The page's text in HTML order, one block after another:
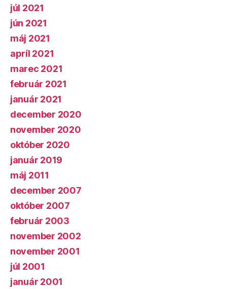
júl 2021
jún 2021
máj 2021
apríl 2021
marec 2021
február 2021
január 2021
december 2020
november 2020
október 2020
január 2019
máj 2011
december 2007
október 2007
február 2003
november 2002
november 2001
júl 2001
január 2001